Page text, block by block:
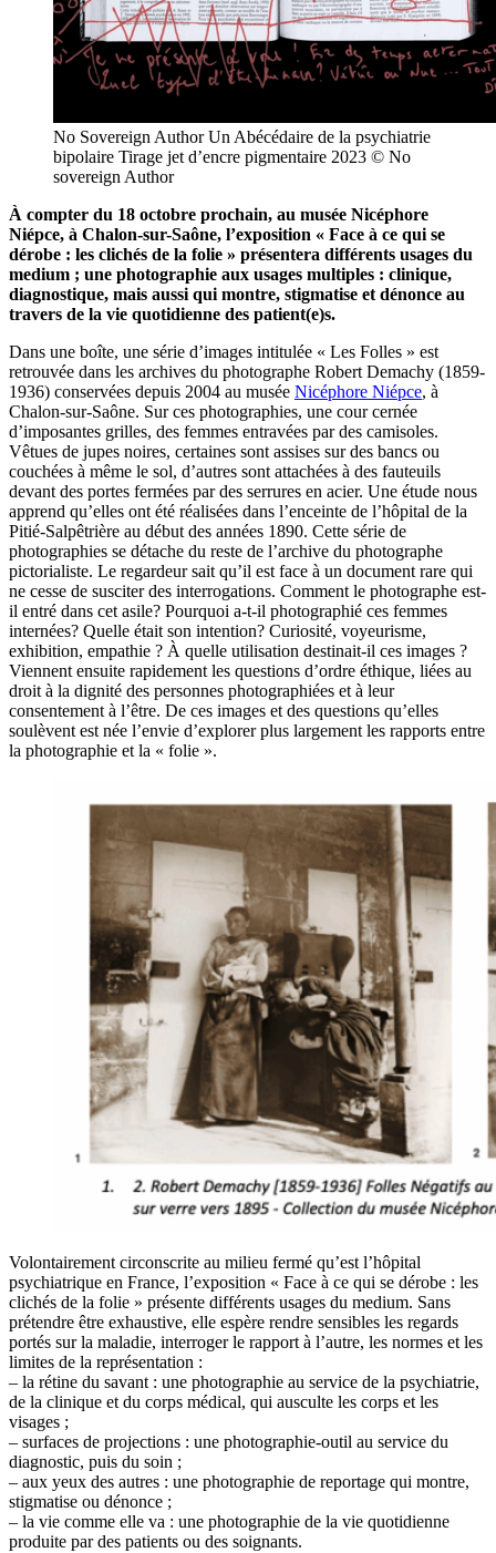
No Sovereign Author Un Abécédaire de la psychiatrie
bipolaire Tirage jet d’encre pigmentaire 2023 © No
sovereign Author
À compter du 18 octobre prochain, au musée Nicéphore
Niépce, à Chalon-sur-Saône, l’exposition « Face à ce qui se
dérobe : les clichés de la folie » présentera différents usages du
medium ; une photographie aux usages multiples : clinique,
diagnostique, mais aussi qui montre, stigmatise et dénonce au
travers de la vie quotidienne des patient(e)s.
Dans une boîte, une série d’images intitulée « Les Folles » est
retrouvée dans les archives du photographe Robert Demachy (1859-
1936) conservées depuis 2004 au musée Nicéphore Niépce, à
Chalon-sur-Saône. Sur ces photographies, une cour cernée
d’imposantes grilles, des femmes entravées par des camisoles.
Vêtues de jupes noires, certaines sont assises sur des bancs ou
couchées à même le sol, d’autres sont attachées à des fauteuils
devant des portes fermées par des serrures en acier. Une étude nous
apprend qu’elles ont été réalisées dans l’enceinte de l’hôpital de la
Pitié-Salpêtrière au début des années 1890. Cette série de
photographies se détache du reste de l’archive du photographe
pictorialiste. Le regardeur sait qu’il est face à un document rare qui
ne cesse de susciter des interrogations. Comment le photographe est-
il entré dans cet asile? Pourquoi a-t-il photographié ces femmes
internées? Quelle était son intention? Curiosité, voyeurisme,
exhibition, empathie ? À quelle utilisation destinait-il ces images ?
Viennent ensuite rapidement les questions d’ordre éthique, liées au
droit à la dignité des personnes photographiées et à leur
consentement à l’être. De ces images et des questions qu’elles
soulèvent est née l’envie d’explorer plus largement les rapports entre
la photographie et la « folie ».
Volontairement circonscrite au milieu fermé qu’est l’hôpital
psychiatrique en France, l’exposition « Face à ce qui se dérobe : les
clichés de la folie » présente différents usages du medium. Sans
prétendre être exhaustive, elle espère rendre sensibles les regards
portés sur la maladie, interroger le rapport à l’autre, les normes et les
limites de la représentation :
– la rétine du savant : une photographie au service de la psychiatrie,
de la clinique et du corps médical, qui ausculte les corps et les
visages ;
– surfaces de projections : une photographie-outil au service du
diagnostic, puis du soin ;
– aux yeux des autres : une photographie de reportage qui montre,
stigmatise ou dénonce ;
– la vie comme elle va : une photographie de la vie quotidienne
produite par des patients ou des soignants.